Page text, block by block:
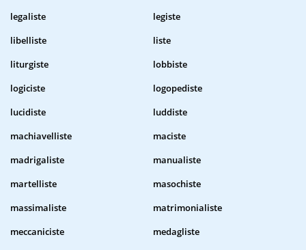
legaliste
legiste
libelliste
liste
liturgiste
lobbiste
logiciste
logopediste
lucidiste
luddiste
machiavelliste
maciste
madrigaliste
manualiste
martelliste
masochiste
massimaliste
matrimonialiste
meccaniciste
medagliste